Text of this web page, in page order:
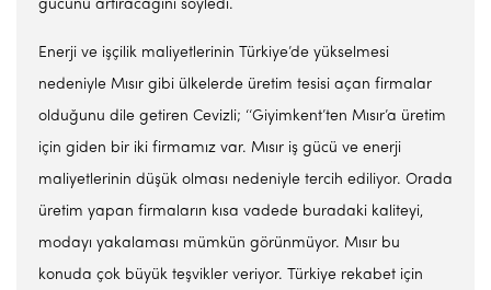
gücünü artıracağını söyledi.
Enerji ve işçilik maliyetlerinin Türkiye’de yükselmesi
nedeniyle Mısır gibi ülkelerde üretim tesisi açan firmalar
olduğunu dile getiren Cevizli; ‘‘Giyimkent’ten Mısır’a üretim
için giden bir iki firmamız var. Mısır iş gücü ve enerji
maliyetlerinin düşük olması nedeniyle tercih ediliyor. Orada
üretim yapan firmaların kısa vadede buradaki kaliteyi,
modayı yakalaması mümkün görünmüyor. Mısır bu
konuda çok büyük teşvikler veriyor. Türkiye rekabet için